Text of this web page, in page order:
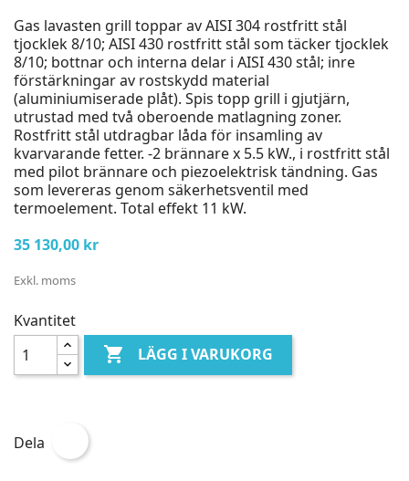
Gas lavasten grill toppar av AISI 304 rostfritt stål
tjocklek 8/10; AISI 430 rostfritt stål som täcker tjocklek
8/10; bottnar och interna delar i AISI 430 stål; inre
förstärkningar av rostskydd material
(aluminiumiserade plåt). Spis topp grill i gjutjärn,
utrustad med två oberoende matlagning zoner.
Rostfritt stål utdragbar låda för insamling av
kvarvarande fetter. -2 brännare x 5.5 kW., i rostfritt stål
med pilot brännare och piezoelektrisk tändning. Gas
som levereras genom säkerhetsventil med
termoelement. Total effekt 11 kW.
35 130,00 kr
Exkl. moms
Kvantitet
 LÄGG I VARUKORG
Dela